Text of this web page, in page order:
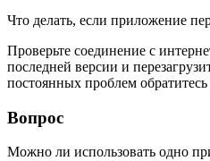
Что делать, если приложение
Проверьте соединение с
последней версии и
постоянных проблем
Вопрос
Можно ли использовать одно